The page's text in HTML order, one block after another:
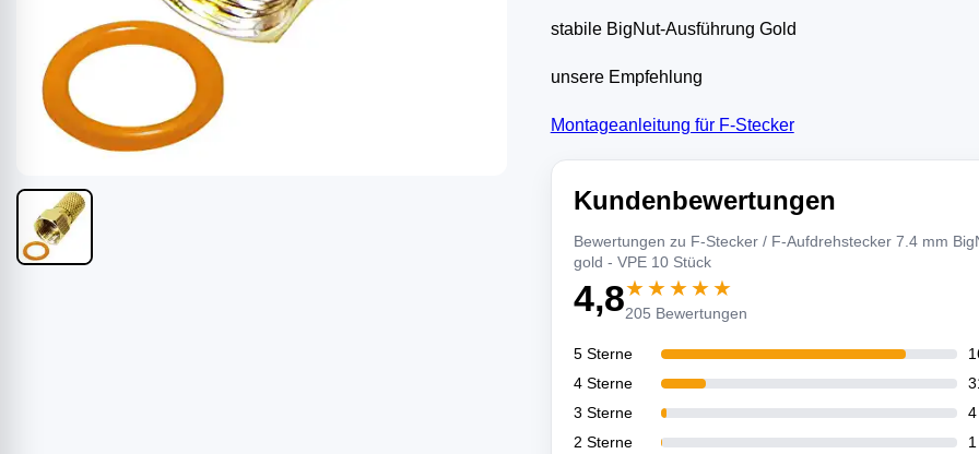
stabile BigNut-Ausführung Gold
unsere Empfehlung
Montageanleitung für F-Stecker
Kundenbewertungen
Bewertungen zu F-Stecker / F-Aufdrehstecker 7.4 mm
gold - VPE 10 Stück
4,8★★★★★
205 Bewertungen
5 Sterne
4 Sterne
3 Sterne
4
2 Sterne
1